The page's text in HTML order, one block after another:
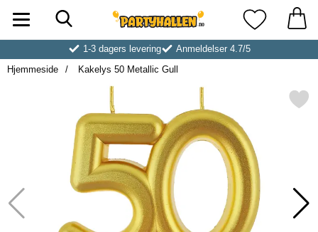
Startsiden for Partyhallen ABMine
1-3 dagers levering
Anmeldelser 4.7/5
Hjemmeside
Kakelys 50 Metallic Gull
Merk kakelys 50